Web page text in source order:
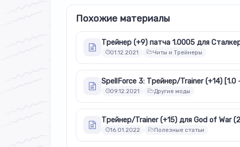
Похожие материалы
01.12.2021 Читы и Трейнеры
09.12.2021 Другие моды
16.01.2022 Полезные статьи